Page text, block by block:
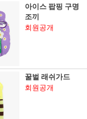
아이스 팝핑 구명
조끼
회원공개
꿀벌 래쉬가드
회원공개